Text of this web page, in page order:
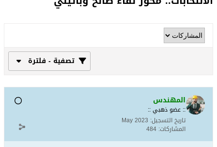
تصفية - فلترة
المهندس
:: عضو ذهبي ::
تاريخ التسجيل: May 2023
المشاركات: 484